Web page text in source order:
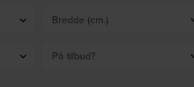
Bredde (cm.)
På tilbud?